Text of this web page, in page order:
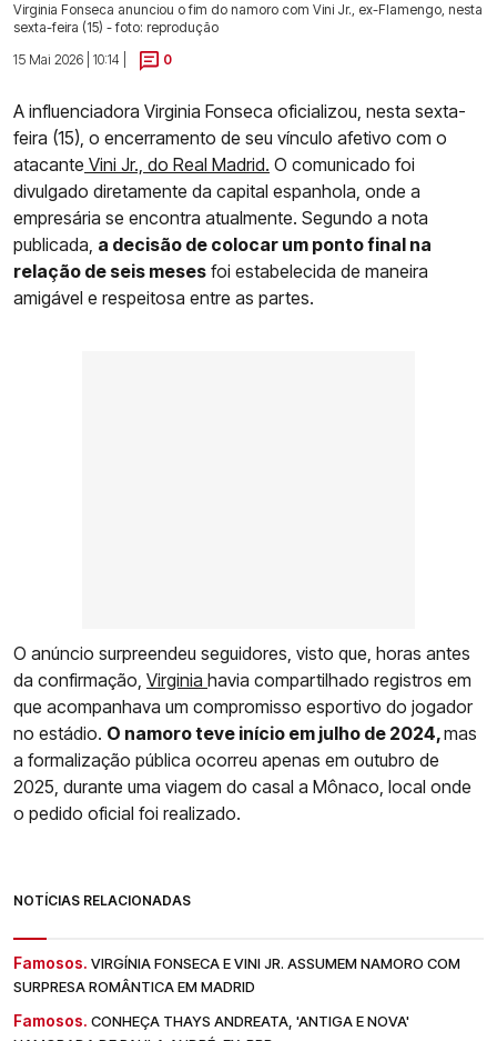
Virginia Fonseca anunciou o fim do namoro com Vini Jr., ex-Flamengo, nesta
sexta-feira (15) - foto: reprodução
15 Mai 2026 | 10:14 |
0
A influenciadora Virginia Fonseca oficializou, nesta sexta-
feira (15), o encerramento de seu vínculo afetivo com o
atacante Vini Jr., do Real Madrid. O comunicado foi
divulgado diretamente da capital espanhola, onde a
empresária se encontra atualmente. Segundo a nota
publicada, a decisão de colocar um ponto final na
relação de seis meses foi estabelecida de maneira
amigável e respeitosa entre as partes.
O anúncio surpreendeu seguidores, visto que, horas antes
da confirmação, Virginia havia compartilhado registros em
que acompanhava um compromisso esportivo do jogador
no estádio. O namoro teve início em julho de 2024,mas
a formalização pública ocorreu apenas em outubro de
2025, durante uma viagem do casal a Mônaco, local onde
o pedido oficial foi realizado.
NOTÍCIAS RELACIONADAS
Famosos. VIRGÍNIA FONSECA E VINI JR. ASSUMEM NAMORO COM
SURPRESA ROMÂNTICA EM MADRID
Famosos. CONHEÇA THAYS ANDREATA, 'ANTIGA E NOVA'